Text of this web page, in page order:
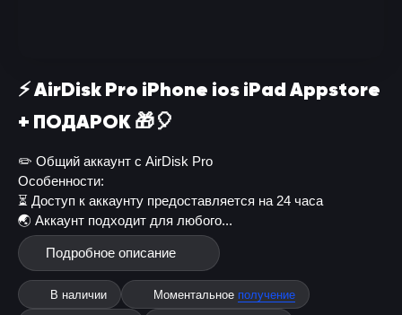
⚡️ AirDisk Pro iPhone ios iPad Appstore
+ ПОДАРОК 🎁🎈
✏️ Общий аккаунт с AirDisk Pro
Особенности:
⏳ Доступ к аккаунту предоставляется на 24 часа
🌏 Аккаунт подходит для любого...
Подробное описание
В наличии Моментальное получение